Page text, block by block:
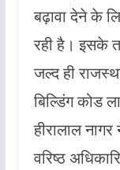
बढ़ावा देने के
रही है। इसके
जल्द ही
बिल्डिंग कोड
हीरालाल
वरिष्ठ